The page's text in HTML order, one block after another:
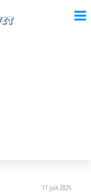
11 juin 2025